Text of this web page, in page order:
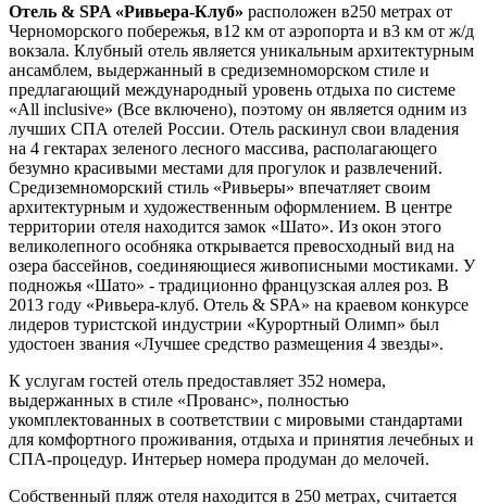
Отель & SPA «Ривьера-Клуб» расположен в250 метрах от
Черноморского побережья, в12 км от аэропорта и в3 км от ж/д
вокзала. Клубный отель является уникальным архитектурным
ансамблем, выдержанный в средиземноморском стиле и
предлагающий международный уровень отдыха по системе
«All inclusive» (Все включено), поэтому он является одним из
лучших СПА отелей России. Отель раскинул свои владения
на 4 гектарах зеленого лесного массива, располагающего
безумно красивыми местами для прогулок и развлечений.
Средиземноморский стиль «Ривьеры» впечатляет своим
архитектурным и художественным оформлением. В центре
территории отеля находится замок «Шато». Из окон этого
великолепного особняка открывается превосходный вид на
озера бассейнов, соединяющиеся живописными мостиками. У
подножья «Шато» - традиционно французская аллея роз. В
2013 году «Ривьера-клуб. Отель & SPA» на краевом конкурсе
лидеров туристской индустрии «Курортный Олимп» был
удостоен звания «Лучшее средство размещения 4 звезды».
К услугам гостей отель предоставляет 352 номера,
выдержанных в стиле «Прованс», полностью
укомплектованных в соответствии с мировыми стандартами
для комфортного проживания, отдыха и принятия лечебных и
СПА-процедур. Интерьер номера продуман до мелочей.
Собственный пляж отеля находится в 250 метрах, считается